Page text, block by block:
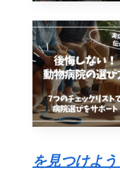
を見つけよう